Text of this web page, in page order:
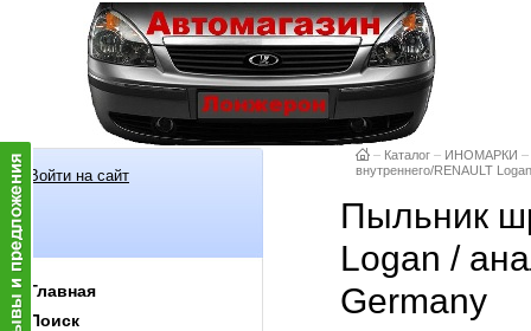
Войти на сайт
Главная
Поиск
– Каталог – ИНОМАРКИ –
внутреннего/RENAULT
Пыльник
Logan /
Germany